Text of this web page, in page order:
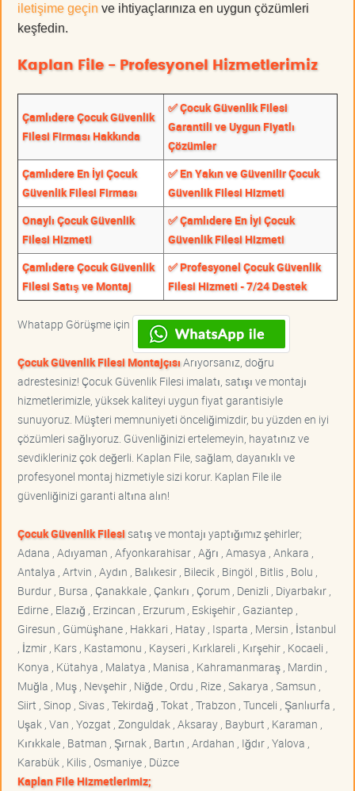
iletişime geçin ve ihtiyaçlarınıza en uygun çözümleri
keşfedin.
Kaplan File - Profesyonel Hizmetlerimiz
Çamlıdere Çocuk Güvenlik
Filesi Firması Hakkında
✅ Çocuk Güvenlik Filesi
Garantili ve Uygun Fiyatlı
Çözümler
Çamlıdere En İyi Çocuk
Güvenlik Filesi Firması
✅ En Yakın ve Güvenilir Çocuk
Güvenlik Filesi Hizmeti
Onaylı Çocuk Güvenlik
Filesi Hizmeti
✅ Çamlıdere En İyi Çocuk
Güvenlik Filesi Hizmeti
Çamlıdere Çocuk Güvenlik
Filesi Satış ve Montaj
✅ Profesyonel Çocuk Güvenlik
Filesi Hizmeti - 7/24 Destek
Whatapp Görüşme için
Çocuk Güvenlik Filesi MontajçısıArıyorsanız, doğru
adrestesiniz! Çocuk Güvenlik Filesi imalatı, satışı ve montajı
hizmetlerimizle, yüksek kaliteyi uygun fiyat garantisiyle
sunuyoruz. Müşteri memnuniyeti önceliğimizdir, bu yüzden en iyi
çözümleri sağlıyoruz. Güvenliğinizi ertelemeyin, hayatınız ve
sevdikleriniz çok değerli. Kaplan File, sağlam, dayanıklı ve
profesyonel montaj hizmetiyle sizi korur. Kaplan File ile
güvenliğinizi garanti altına alın!
Çocuk Güvenlik Filesisatış ve montajı yaptığımız şehirler;
Adana , Adıyaman , Afyonkarahisar , Ağrı , Amasya , Ankara ,
Antalya , Artvin , Aydın , Balıkesir , Bilecik , Bingöl , Bitlis , Bolu ,
Burdur , Bursa , Çanakkale , Çankırı , Çorum , Denizli , Diyarbakır ,
Edirne , Elazığ , Erzincan , Erzurum , Eskişehir , Gaziantep ,
Giresun , Gümüşhane , Hakkari , Hatay , Isparta , Mersin , İstanbul
, İzmir , Kars , Kastamonu , Kayseri , Kırklareli , Kırşehir , Kocaeli ,
Konya , Kütahya , Malatya , Manisa , Kahramanmaraş , Mardin ,
Muğla , Muş , Nevşehir , Niğde , Ordu , Rize , Sakarya , Samsun ,
Siirt , Sinop , Sivas , Tekirdağ , Tokat , Trabzon , Tunceli , Şanlıurfa ,
Uşak , Van , Yozgat , Zonguldak , Aksaray , Bayburt , Karaman ,
Kırıkkale , Batman , Şırnak , Bartın , Ardahan , Iğdır , Yalova ,
Karabük , Kilis , Osmaniye , Düzce
Kaplan File Hizmetlerimiz;